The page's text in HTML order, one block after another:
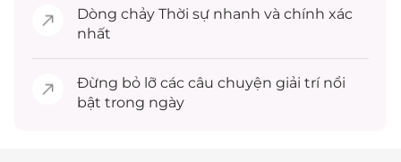
Dòng chảy Thời sự nhanh và chính xác
nhất
Đừng bỏ lỡ các câu chuyện giải trínổi
bật trong ngày